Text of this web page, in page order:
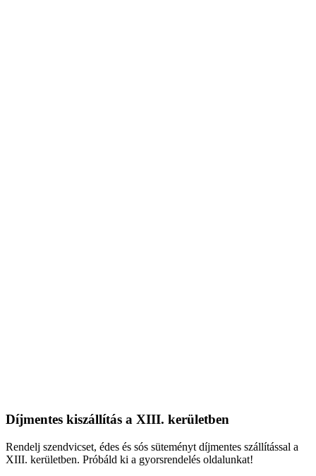
Díjmentes kiszállítás a XIII. kerületben
Rendelj szendvicset, édes és sós süteményt díjmentes szállítással a
XIII. kerületben. Próbáld ki a gyorsrendelés oldalunkat!